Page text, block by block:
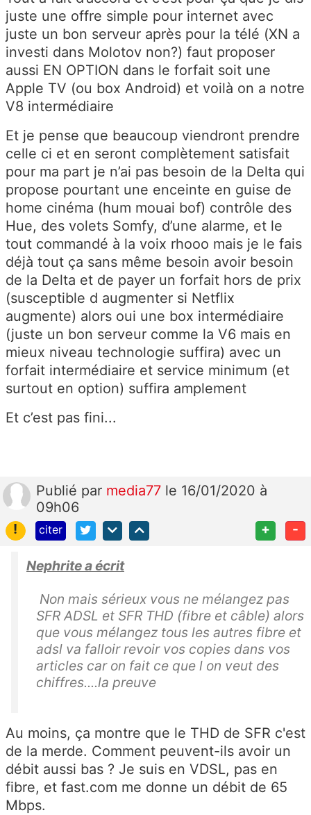
juste une offre simple pour internet avec
juste un bon serveur après pour la télé (XN a
investi dans Molotov non?) faut proposer
aussi EN OPTION dans le forfait soit une
Apple TV (ou box Android) et voilà on a notre
V8 intermédiaire
Et je pense que beaucoup viendront prendre
celle ci et en seront complètement satisfait
pour ma part je n’ai pas besoin de la Delta qui
propose pourtant une enceinte en guise de
home cinéma (hum mouai bof) contrôle des
Hue, des volets Somfy, d’une alarme, et le
tout commandé à la voix rhooo mais je le fais
déjà tout ça sans même besoin avoir besoin
de la Delta et de payer un forfait hors de prix
(susceptible d augmenter si Netflix
augmente) alors oui une box intermédiaire
(juste un bon serveur comme la V6 mais en
mieux niveau technologie suffira) avec un
forfait intermédiaire et service minimum (et
surtout en option) suffira amplement
Et c’est pas fini...
Publié par media77 le 16/01/2020 à
09h06
!
citer + -
Nephrite a écrit
Non mais sérieux vous ne mélangez pas
SFR ADSL et SFR THD (fibre et câble) alors
que vous mélangez tous les autres fibre et
adsl va falloir revoir vos copies dans vos
articles car on fait ce que l on veut des
chiffres....la preuve
Au moins, ça montre que le THD de SFR c'est
de la merde. Comment peuvent-ils avoir un
débit aussi bas ? Je suis en VDSL, pas en
fibre, et fast.com me donne un débit de 65
Mbps.